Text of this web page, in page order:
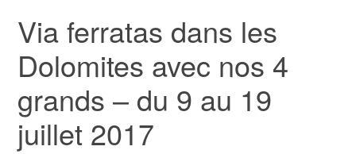
Via ferratas dans les
Dolomites avec nos 4
grands – du 9 au 19
juillet 2017